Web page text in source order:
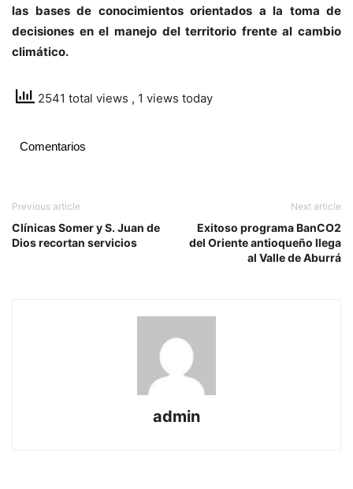
las bases de conocimientos orientados a la toma de
decisiones en el manejo del territorio frente al cambio
climático.
2541 total views , 1 views today
Comentarios
Previous article
Clínicas Somer y S. Juan de
Dios recortan servicios
Next article
Exitoso programa BanCO2
del Oriente antioqueño llega
al Valle de Aburrá
admin